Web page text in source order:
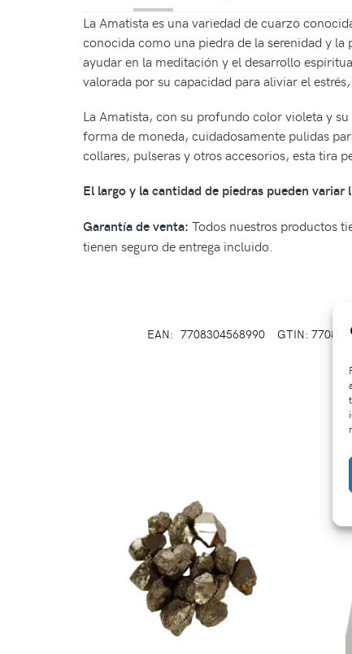
La Amatista es una variedad de cuarzo
conocida como una piedra de la serenidad y
ayudar en la meditación y el desarrollo
valorada por su capacidad para aliviar el
La Amatista, con su profundo color violeta y
forma de moneda, cuidadosamente pulidas
collares, pulseras y otros accesorios, esta tira
El largo y la cantidad de piedras pueden
Garantía de venta: Todos nuestros productos
tienen seguro de entrega incluido.
EAN: 7708304568990 GTIN: